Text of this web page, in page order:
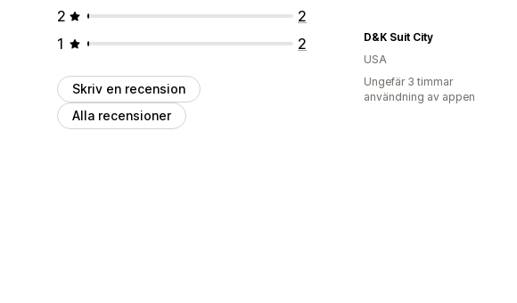
2
2
1
2
Skriv en recension
Alla recensioner
D&K Suit City
USA
Ungefär 3 timmar
användning av appen